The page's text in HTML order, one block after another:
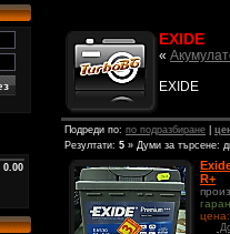
0.00
EXIDE
«
EXIDE
Подреди по: по подразбиране
Резултати: 5 » Думи за търсене:
R+